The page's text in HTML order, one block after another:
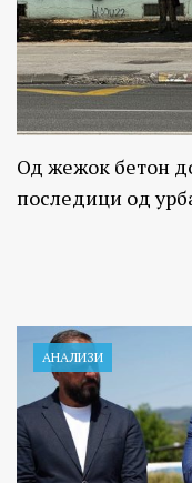
Од жежок бетон
последици од
АНАЛИЗИ